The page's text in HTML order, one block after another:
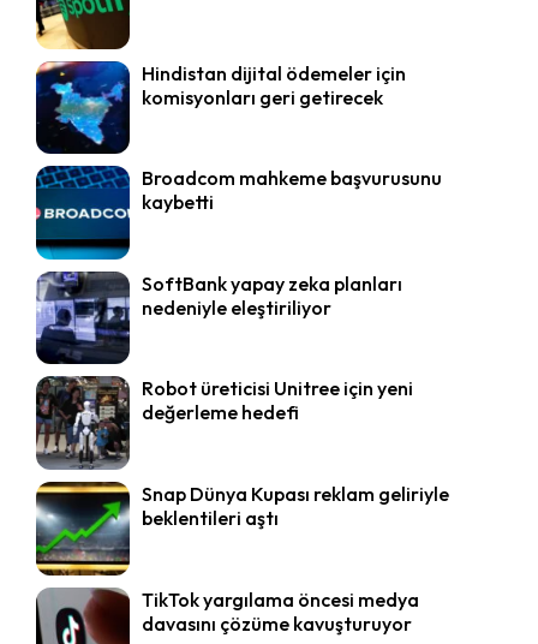
Hindistan dijital ödemeler için
komisyonları geri getirecek
Broadcom mahkeme başvurusunu
kaybetti
SoftBank yapay zeka planları
nedeniyle eleştiriliyor
Robot üreticisi Unitree için yeni
değerleme hedefi
Snap Dünya Kupası reklam geliriyle
beklentileri aştı
TikTok yargılama öncesi medya
davasını çözüme kavuşturuyor